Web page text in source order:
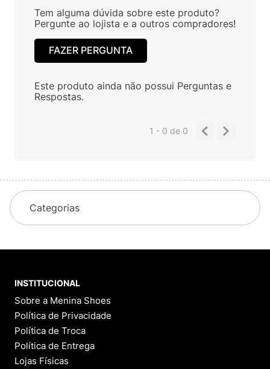
Tem alguma dúvida sobre este produto?
Pergunte ao lojista e a outros compradores!
FAZER PERGUNTA
Este produto ainda não possui Perguntas e
Respostas.
1 - 0de 0
Categorias
INSTITUCIONAL
Sobre a Menina Shoes
Política de Privacidade
Política de Troca
Política de Entrega
Lojas Físicas